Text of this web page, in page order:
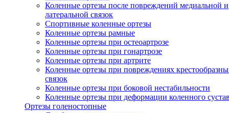
Коленные ортезы после повреждений медиальной и
латеральной связок
Спортивные коленные ортезы
Коленные ортезы рамные
Коленные ортезы при остеоартрозе
Коленные ортезы при гонартрозе
Коленные ортезы при артрите
Коленные ортезы при повреждениях
связок
Коленные ортезы при боковой нестабильности
Коленные ортезы при деформации коленного
Ортезы голеностопные